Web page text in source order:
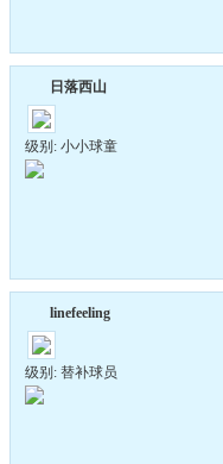
日落西山
级别: 小小球童
linefeeling
级别: 替补球员